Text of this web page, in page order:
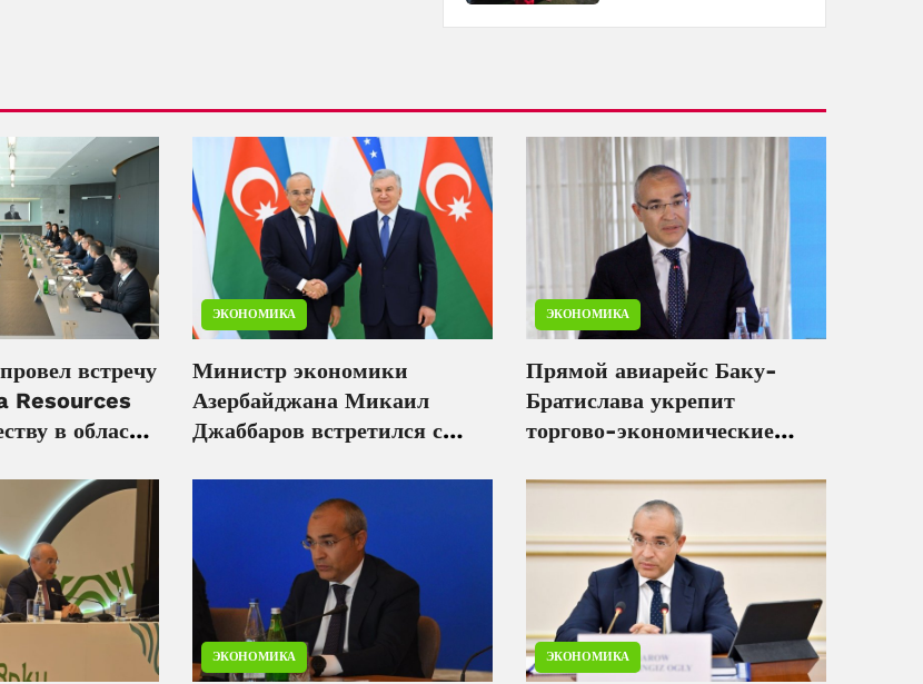
встречу
Resources
в области
ЭКОНОМИКА
Министр экономики
Азербайджана Микаил
Джаббаров встретился с
Шавкатом Мирзиёевым
ЭКОНОМИКА
Прямой авиарейс Баку-
Братислава укрепит
торгово-экономические
Джаббаров
ЭКОНОМИКА ЭКОНОМИКА